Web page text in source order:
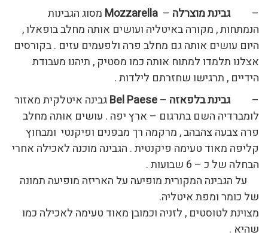
–גבינת מוצרלה –
Mozzarella מסוג הגבינות
הנמתחות , מקורה באיטליה ועושים אותה מחלב בופאלו ,
היום עושים אותה גם מחלב פרה ולפעמים עזים . בקורסים
אצלנו תלמדו למתוח אותה כמו מסטיק , תיהנו מעבודת
הידיים , תרגישו שחזרתם לילדות .
–גבינת בלפאזה –
Bel Paeseגבינה איטלקית מאזור
לומברדיה השם בתרגום – ארץ יפה . עושים אותה מחלב
פרה צבעה צהבהב , מרקמה רך מבפנים ופיקנטי ומבחוץ
קליפה מאוד טעימה פיקנטית . הגבינה מוכנה לאכילה אחרי
הבחלה של כ – 6 שבועות .
על הגבינה המקורית מופיעה על האריזה מופיעה תמונה
של כומר ומפת איטליה.
מצוינת לטוסטים , לזניה וכמובן מאוד טעימה לאכילה כמו
שהיא .